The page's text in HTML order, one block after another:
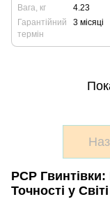
Вага, кг
4.23
Гарантійний
термін
3 місяці
PCP
Точності у